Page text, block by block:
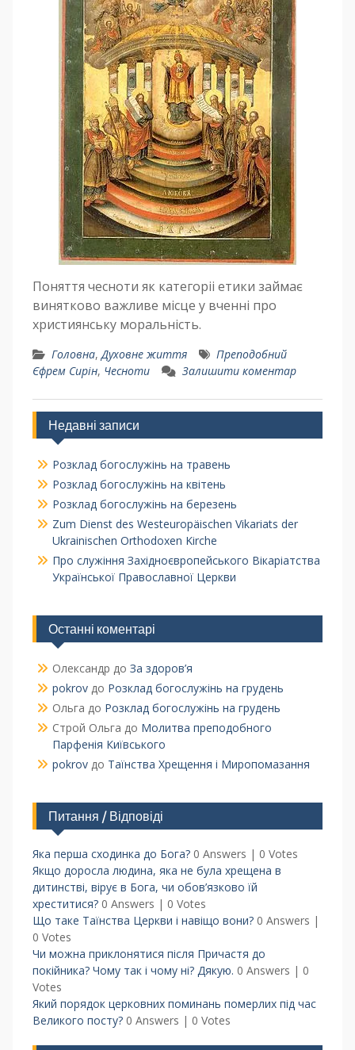
Поняття чесноти як категоріі етики займає
винятково важливе місце у вченні про
християнську моральність.
Головна,Духовне життя
Преподобний
Єфрем Сирін, Чесноти Залишити коментар
Недавні записи
Розклад богослужінь на травень
Розклад богослужінь на квітень
Розклад богослужінь на березень
Zum Dienst des Westeuropäischen Vikariats der
Ukrainischen Orthodoxen Kirche
Про служіння Західноєвропейського Вікаріатства
Української Православної Церкви
Останні коментарі
Олександр до За здоров’я
pokrovдо Розклад богослужінь на грудень
Ольга до Розклад богослужінь на грудень
Строй Ольга до Молитва преподобного
Парфенія Київського
pokrovдо Таїнства Хрещення і Миропомазання
Питання / Відповіді
Яка перша сходинка до Бога? 0 Answers | 0 Votes
Якщо доросла людина, яка не була хрещена в
дитинстві, вірує в Бога, чи обов’язково їй
хреститися? 0 Answers | 0 Votes
Що таке Таїнства Церкви і навіщо вони? 0 Answers |
0 Votes
Чи можна приклонятися після Причастя до
покійника? Чому так і чому ні? Дякую. 0 Answers | 0
Votes
Який порядок церковних поминань померлих під час
Великого посту? 0 Answers | 0 Votes